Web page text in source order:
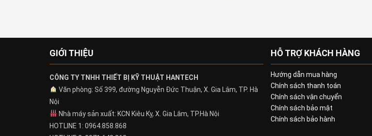
GIỚI THIỆU
CÔNG TY TNHH THIẾT BỊ KỸ THUẬT HANTECH
Văn phòng: Số 399, đường Nguyễn Đức Thuận, X. Gia Lâm, TP. Hà
Nội
Nhà máy sản xuất: KCN Kiêu Kỵ, X. Gia Lâm, TP.Hà Nội
HOTLINE 1: 0964.858.868
HỖ TRỢ KHÁCH HÀNG
Hướng dẫn mua hàng
Chính sách thanh toán
Chính sách vận chuyển
Chính sách bảo mật
Chính sách bảo hành